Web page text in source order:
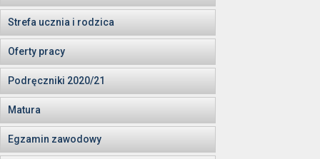
Strefa ucznia i rodzica
Oferty pracy
Podręczniki 2020/21
Matura
Egzamin zawodowy